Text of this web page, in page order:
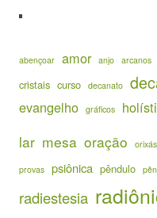
abençoar amor anjo arcanos
cristais curso decanato
evangelho gráficos
lar mesa oração orixás
provas psiônica pêndulo
radiestesia